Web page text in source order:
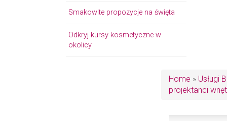
Smakowite propozycje na święta
Odkryj kursy kosmetyczne w
okolicy
Home » Usługi
projektanci